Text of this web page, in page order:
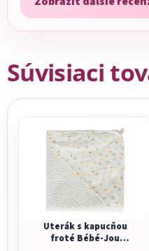
Súvisiaci
Uterák s kapucňou
froté Bébé-Jou